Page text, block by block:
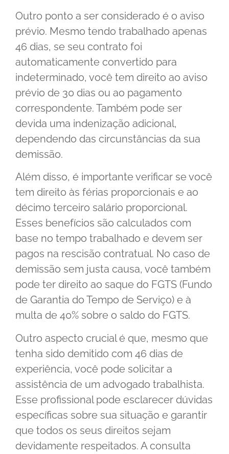
Outro ponto a ser considerado é o aviso
prévio. Mesmo tendo trabalhado apenas
46 dias, se seu contrato foi
automaticamente convertido para
indeterminado, você tem direito ao aviso
prévio de 30 dias ou ao pagamento
correspondente. Também pode ser
devida uma indenização adicional,
dependendo das circunstâncias da sua
demissão.
Além disso, é importante verificar se você
tem direito às férias proporcionais e ao
décimo terceiro salário proporcional.
Esses benefícios são calculados com
base no tempo trabalhado e devem ser
pagos na rescisão contratual. No caso de
demissão sem justa causa, você também
pode ter direito ao saque do FGTS (Fundo
de Garantia do Tempo de Serviço) e à
multa de 40% sobre o saldo do FGTS.
Outro aspecto crucial é que, mesmo que
tenha sido demitido com 46 dias de
experiência, você pode solicitar a
assistência de um advogado trabalhista.
Esse profissional pode esclarecer dúvidas
específicas sobre sua situação e garantir
que todos os seus direitos sejam
devidamente respeitados. A consulta